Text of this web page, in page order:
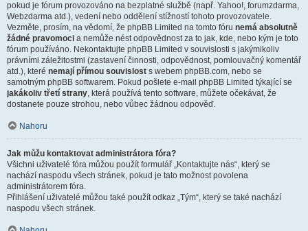
pokud je fórum provozováno na bezplatné službě (např. Yahoo!, forumzdarma,
Webzdarma atd.), vedení nebo oddělení stížností tohoto provozovatele.
Vezměte, prosím, na vědomí, že phpBB Limited na tomto fóru nemá absolutně
žádné pravomoci a nemůže nést odpovědnost za to jak, kde, nebo kým je toto
fórum používáno. Nekontaktujte phpBB Limited v souvislosti s jakýmikoliv
právními záležitostmi (zastavení činnosti, odpovědnost, pomlouvačný komentář
atd.), které nemají přímou souvislost s webem phpBB.com, nebo se
samotným phpBB softwarem. Pokud pošlete e-mail phpBB Limited týkající se
jakákoliv třetí strany, která používá tento software, můžete očekávat, že
dostanete pouze strohou, nebo vůbec žádnou odpověď.
Nahoru
Jak můžu kontaktovat administrátora fóra?
Všichni uživatelé fóra můžou použít formulář „Kontaktujte nás“, který se
nachází naspodu všech stránek, pokud je tato možnost povolena
administrátorem fóra.
Přihlášení uživatelé můžou také použít odkaz „Tým“, který se také nachází
naspodu všech stránek.